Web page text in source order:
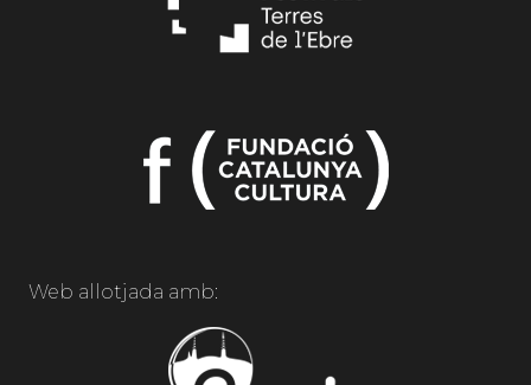
Web allotjada amb: